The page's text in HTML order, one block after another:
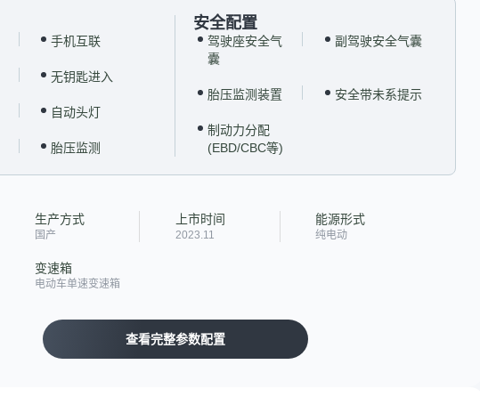
手机互联
无钥匙进入
自动头灯
胎压监测
安全配置
驾驶座安全气
囊
副驾驶安全气囊
胎压监测装置 安全带未系提示
制动力分配
(EBD/CBC等)
生产方式
国产
上市时间
2023.11
能源形式
纯电动
变速箱
电动车单速变速箱
查看完整参数配置